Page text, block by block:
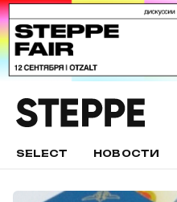
SELECT НОВОСТИ